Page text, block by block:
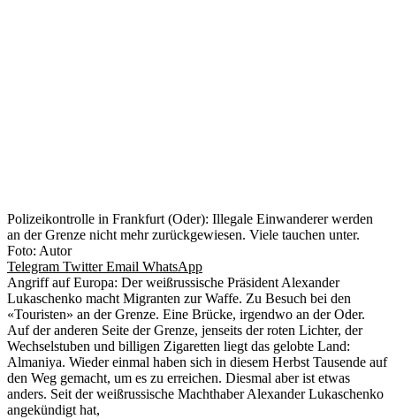
Polizeikontrolle in Frankfurt (Oder): Illegale Einwanderer werden
an der Grenze nicht mehr zurückgewiesen. Viele tauchen unter.
Foto: Autor
Telegram Twitter Email WhatsApp
Angriff auf Europa: Der weißrussische Präsident Alexander
Lukaschenko macht Migranten zur Waffe. Zu Besuch bei den
«Touristen» an der Grenze. Eine Brücke, irgendwo an der Oder.
Auf der anderen Seite der Grenze, jenseits der roten Lichter, der
Wechselstuben und billigen Zigaretten liegt das gelobte Land:
Almaniya. Wieder einmal haben sich in diesem Herbst Tausende auf
den Weg gemacht, um es zu erreichen. Diesmal aber ist etwas
anders. Seit der weißrussische Machthaber Alexander Lukaschenko
angekündigt hat,